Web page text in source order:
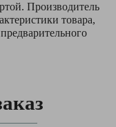
Производитель
товара,